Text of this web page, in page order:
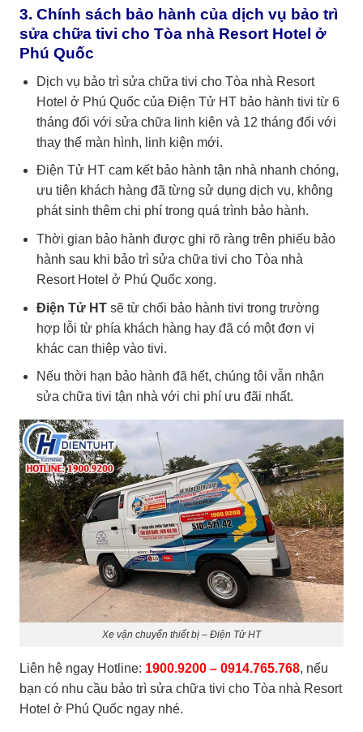
3. Chính sách bảo hành của dịch vụ bảo trì
sửa chữa tivi cho Tòa nhà Resort Hotel ở
Phú Quốc
Dịch vụ bảo trì sửa chữa tivi cho Tòa nhà Resort
Hotel ở Phú Quốc của Điện Tử HT bảo hành tivi từ 6
tháng đối với sửa chữa linh kiện và 12 tháng đối với
thay thế màn hình, linh kiện mới.
Điện Tử HT cam kết bảo hành tận nhà nhanh chóng,
ưu tiên khách hàng đã từng sử dụng dịch vụ, không
phát sinh thêm chi phí trong quá trình bảo hành.
Thời gian bảo hành được ghi rõ ràng trên phiếu bảo
hành sau khi bảo trì sửa chữa tivi cho Tòa nhà
Resort Hotel ở Phú Quốc xong.
Điện Tử HTsẽ từ chối bảo hành tivi trong trường
hợp lỗi từ phía khách hàng hay đã có một đơn vị
khác can thiệp vào tivi.
Nếu thời hạn bảo hành đã hết, chúng tôi vẫn nhận
sửa chữa tivi tận nhà với chi phí ưu đãi nhất.
Xe vận chuyển thiết bị – Điện Tử HT
Liên hệ ngay Hotline: 1900.9200 – 0914.765.768, nếu
bạn có nhu cầu bảo trì sửa chữa tivi cho Tòa nhà Resort
Hotel ở Phú Quốc ngay nhé.